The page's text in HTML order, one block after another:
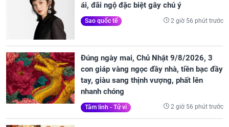
ái, đãi ngộ đặc biệt gây chú ý
Sao quốc tế 2 giờ 56 phút trước
Đúng ngày mai, Chủ Nhật 9/8/2026, 3
con giáp vàng ngọc đầy nhà, tiền bạc đầy
tay, giàu sang thịnh vượng, phất lên
nhanh chóng
Tâm linh - Tử vi 2 giờ 56 phút trước